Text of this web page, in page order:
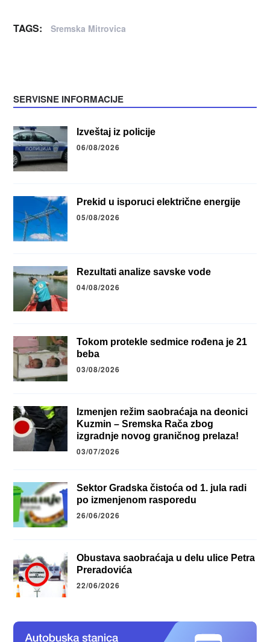
TAGS: Sremska Mitrovica
SERVISNE INFORMACIJE
Izveštaj iz policije
06/08/2026
Prekid u isporuci električne energije
05/08/2026
Rezultati analize savske vode
04/08/2026
Tokom protekle sedmice rođena je 21
beba
03/08/2026
Izmenjen režim saobraćaja na deonici
Kuzmin – Sremska Rača zbog
izgradnje novog graničnog prelaza!
03/07/2026
Sektor Gradska čistoća od 1. jula radi
po izmenjenom rasporedu
26/06/2026
Obustava saobraćaja u delu ulice Petra
Preradovića
22/06/2026